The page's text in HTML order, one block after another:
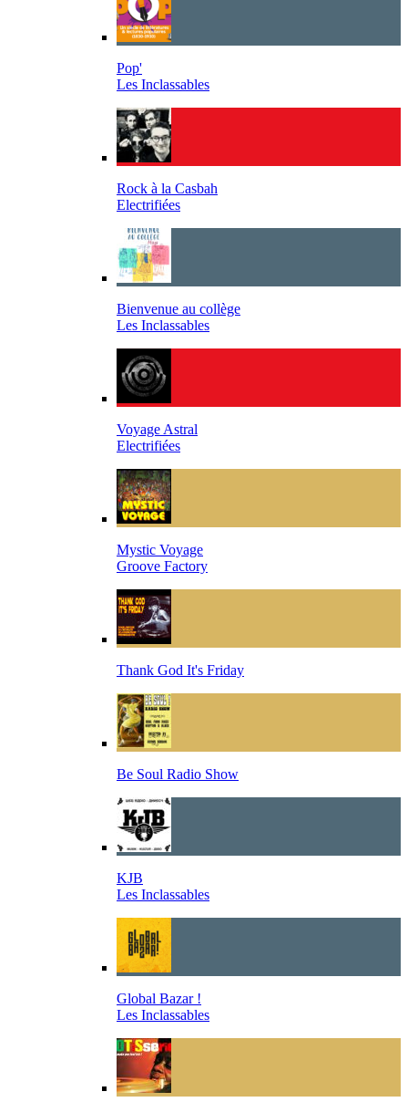
Pop'
Les Inclassables
Rock à la Casbah
Electrifiées
Bienvenue au collège
Les Inclassables
Voyage Astral
Electrifiées
Mystic Voyage
Groove Factory
Thank God It's Friday
Be Soul Radio Show
KJB
Les Inclassables
Global Bazar !
Les Inclassables